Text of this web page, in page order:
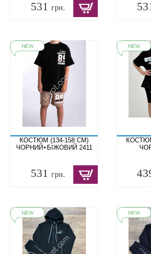
531 грн.
КОСТЮМ (134-158 СМ)
ЧОРНИЙ+БІЖОВИЙ 2411
531 грн.